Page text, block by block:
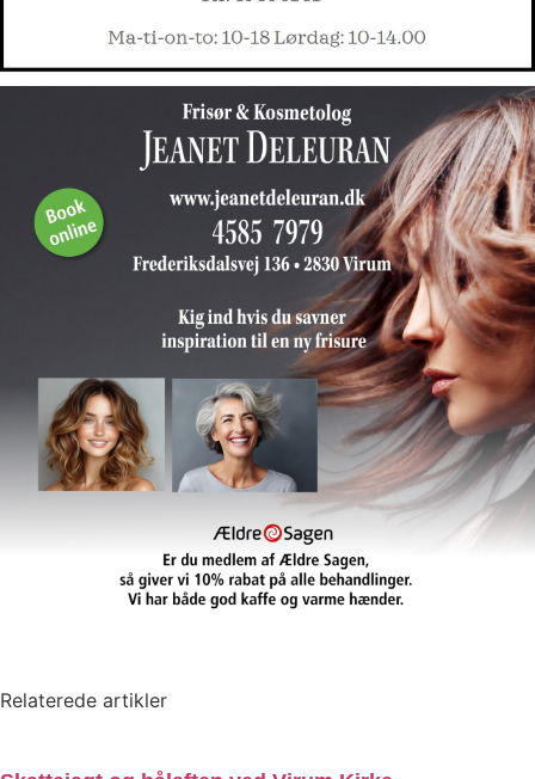
Relaterede artikler